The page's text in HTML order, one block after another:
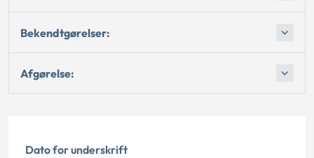
Bekendtgørelser:
Afgørelse:
Dato for underskrift